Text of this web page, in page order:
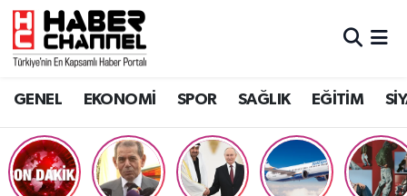
GENEL EKONOMİ SPOR SAĞLIK EĞİTİM
GENEL
SPOR
Nöbetçi Eczaneler
Trafik Durumu